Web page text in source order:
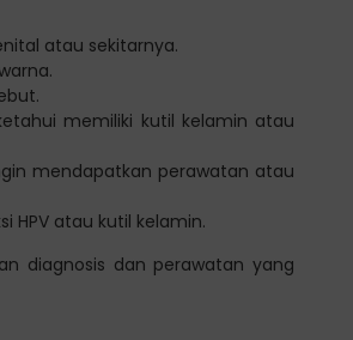
atau sekitarnya.
memiliki kutil kelamin atau
mendapatkan perawatan atau
HPV atau kutil kelamin.
diagnosis dan perawatan yang